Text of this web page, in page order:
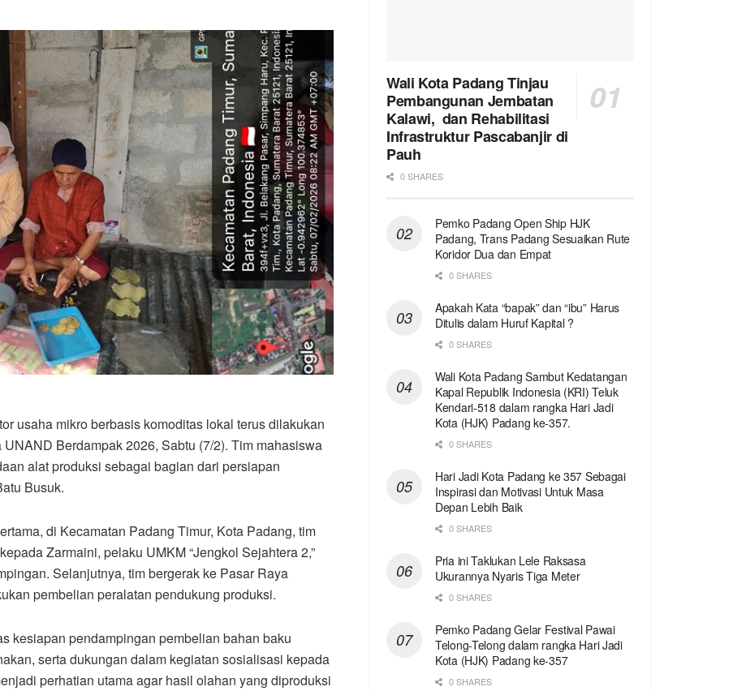
usaha mikro berbasis komoditas lokal terus dilakukan
Berdampak 2026, Sabtu (7/2). Tim mahasiswa
alat produksi sebagai bagian dari persiapan
Busuk.
di Kecamatan Padang Timur, Kota Padang, tim
Zarmaini, pelaku UMKM “Jengkol Sejahtera 2,”
Selanjutnya, tim bergerak ke Pasar Raya
pembelian peralatan pendukung produksi.
kesiapan pendampingan pembelian bahan baku
serta dukungan dalam kegiatan sosialisasi kepada
perhatian utama agar hasil olahan yang diproduksi
Wali Kota Padang Tinjau
Pembangunan Jembatan
Kalawi, dan Rehabilitasi
Infrastruktur Pascabanjir di
Pauh
0 SHARES
Pemko Padang Open Ship HJK
Padang, Trans Padang Sesuaikan Rute
Koridor Dua dan Empat
0 SHARES
Apakah Kata “bapak” dan “ibu” Harus
Ditulis dalam Huruf Kapital ?
0 SHARES
Wali Kota Padang Sambut Kedatangan
Kapal Republik Indonesia (KRI) Teluk
Kendari-518 dalam rangka Hari Jadi
Kota (HJK) Padang ke-357.
0 SHARES
Hari Jadi Kota Padang ke 357 Sebagai
Inspirasi dan Motivasi Untuk Masa
Depan Lebih Baik
0 SHARES
Pria ini Taklukan Lele Raksasa
Ukurannya Nyaris Tiga Meter
0 SHARES
Pemko Padang Gelar Festival Pawai
Telong-Telong dalam rangka Hari Jadi
Kota (HJK) Padang ke-357
0 SHARES